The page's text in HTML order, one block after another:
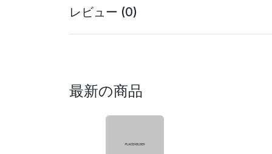
レビュー (0)
最新の商品